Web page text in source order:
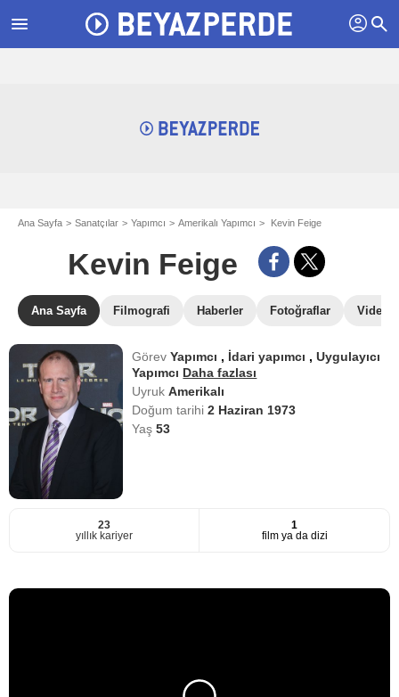
menu profil search
Ana Sayfa Sanatçılar Yapımcı Amerikalı Yapımcı Kevin Feige
Kevin Feige
Ana Sayfa Filmografi Haberler Fotoğraflar
GörevYapımcı , İdari yapımcı ,Uygulayıcı
Yapımcı Daha fazlası
UyrukAmerikalı
Doğum tarihi2 Haziran 1973
Yaş53
23
yıllık kariyer
1
film ya da dizi